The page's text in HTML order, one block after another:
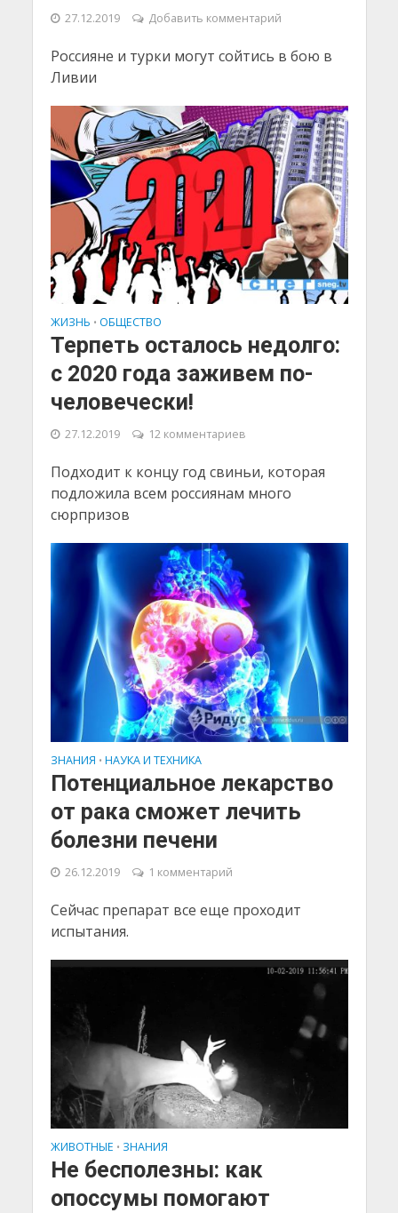
27.12.2019 Добавить комментарий
Россияне и турки могут сойтись в бою в
Ливии
ЖИЗНЬ • ОБЩЕСТВО
Терпеть осталось недолго:
с 2020 года заживем по-
человечески!
27.12.2019 12 комментариев
Подходит к концу год свиньи, которая
подложила всем россиянам много
сюрпризов
ЗНАНИЯ • НАУКА И ТЕХНИКА
Потенциальное лекарство
от рака сможет лечить
болезни печени
26.12.2019 1 комментарий
Сейчас препарат все еще проходит
испытания.
ЖИВОТНЫЕ • ЗНАНИЯ
Не бесполезны: как
опоссумы помогают